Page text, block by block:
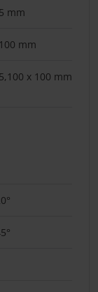
mm
mm
x 100 mm